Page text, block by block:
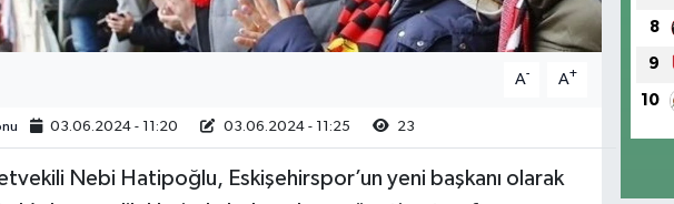
A- A+
03.06.2024 - 11:20 03.06.2024 - 11:25 23
Nebi Hatipoğlu, Eskişehirspor’un yeni başkanı olarak
8
9
10